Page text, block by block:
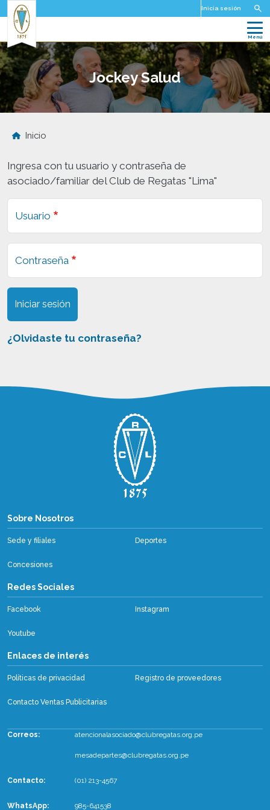
Pasar al contenido principal Inicia sesión
Jockey Salud
Inicio
Ingresa con tu usuario y contraseña de
asociado/familiar del Club de Regatas "Lima"
Usuario
Contraseña
Iniciar sesión
¿Olvidaste tu contraseña?
Sobre Nosotros
Sobre Nosotros
Sede y filiales Deportes
Concesiones
Redes Sociales
Facebook Instagram
Youtube
Enlaces de interés
Políticas de privacidad Registro de proveedores
Contacto Ventas Publicitarias
Correos: atencionalasociado@clubregatas.org.pe
mesadepartes@clubregatas.org.pe
Contacto: (01) 213-4567
WhatsApp: 985-641538